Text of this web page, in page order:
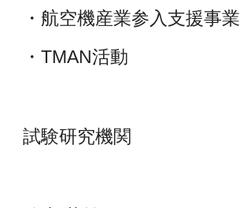
・航空機産業参入支援事業
・TMAN活動
試験研究機関